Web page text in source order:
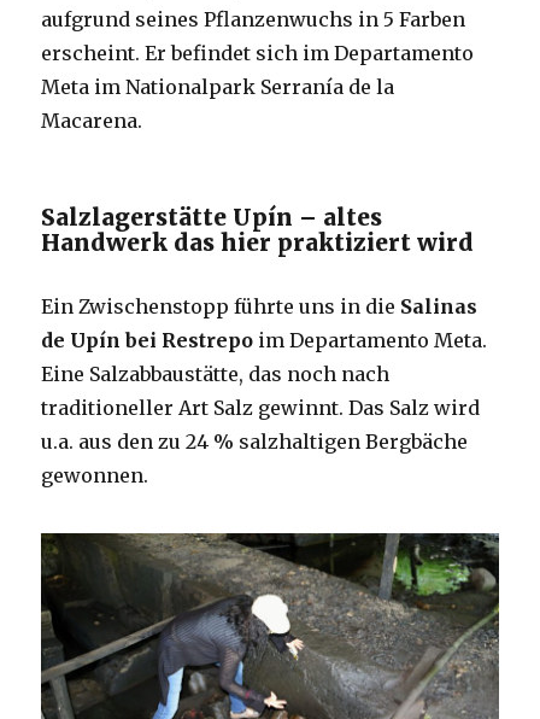
aufgrund seines Pflanzenwuchs in 5 Farben
erscheint. Er befindet sich im Departamento
Meta im Nationalpark Serranía de la
Macarena.
Salzlagerstätte Upín – altes
Handwerk das hier praktiziert wird
Ein Zwischenstopp führte uns in die Salinas
de Upín bei Restrepo im Departamento Meta.
Eine Salzabbaustätte, das noch nach
traditioneller Art Salz gewinnt. Das Salz wird
u.a. aus den zu 24 % salzhaltigen Bergbäche
gewonnen.